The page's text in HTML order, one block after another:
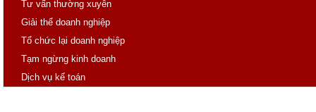
Tư vấn thường xuyên
Giải thể doanh nghiệp
Tổ chức lại doanh nghiệp
Tạm ngừng kinh doanh
Dịch vụ kế toán